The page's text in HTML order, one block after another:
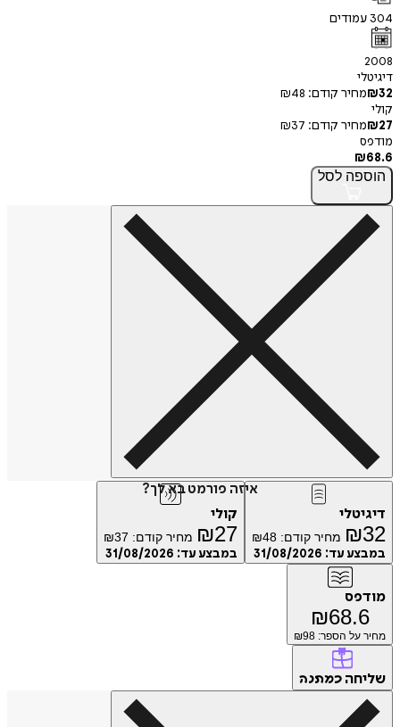
304 עמודים
2008
דיגיטלי
₪32 מחיר קודם: ₪48
קולי
₪27 מחיר קודם: ₪37
מודפס
₪68.6
הוספה לסל
איזה פורמט בא לך?
דיגיטלי
₪32 מחיר קודם: ₪48
במבצע עד: 31/08/2026
קולי
₪27 מחיר קודם: ₪37
במבצע עד: 31/08/2026
מודפס
₪68.6
מחיר על הספר: ₪ 98
שליחה כמתנה